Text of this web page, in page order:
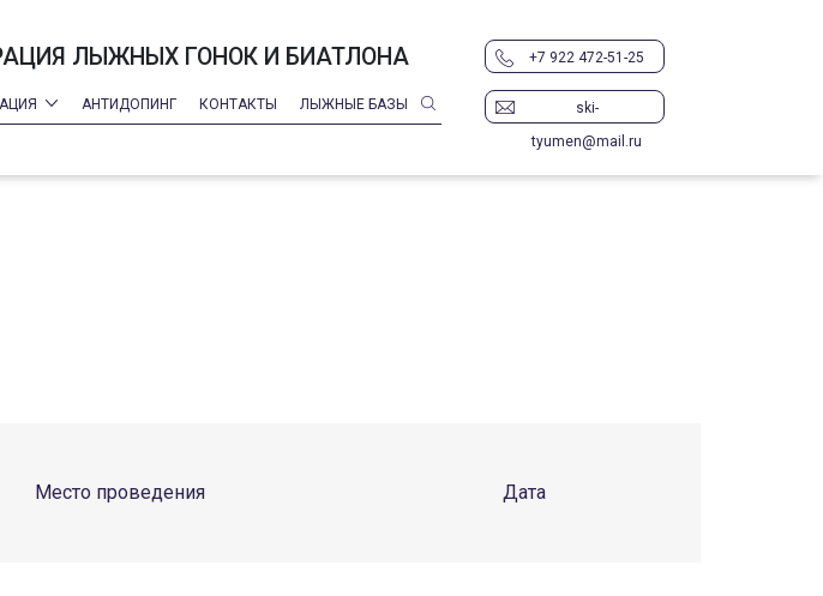
ЛЫЖНЫХ ГОНОК И БИАТЛОНА
АНТИДОПИНГ КОНТАКТЫ ЛЫЖНЫЕ БАЗЫ
+7 922 472-51-25
ski-
tyumen@mail.ru
Место проведения Дата